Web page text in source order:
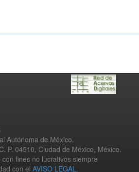
Autónoma de México.
P. 04510, Ciudad de México, México.
fines no lucrativos siempre
con el AVISO LEGAL.